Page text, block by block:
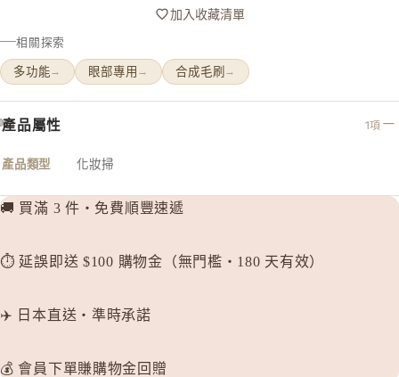
ONLY
ORBIS
加入收藏清單
相關探索
多功能→ 眼部專用 → 合成毛刷 →
產品屬性 1項
產品類型 化妝掃
🚚 買滿 3 件・免費順豐速遞
⏱️ 延誤即送 $100 購物金（無門檻・180 天有效）
✈️ 日本直送・準時承諾
💰 會員下單賺購物金回贈